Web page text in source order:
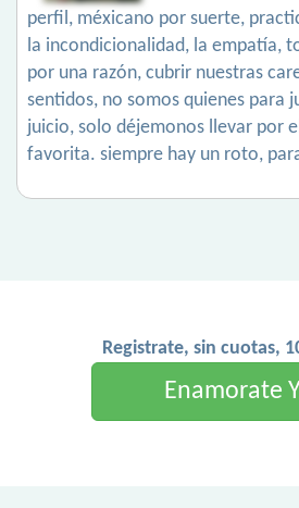
perfil, méxicano por suerte,
la incondicionalidad, la empatía,
por una razón, cubrir nuestras
sentidos, no somos quienes para
juicio, solo déjemonos llevar por
favorita. siempre hay un roto,
Registrate, sin cuotas,
Enamorate